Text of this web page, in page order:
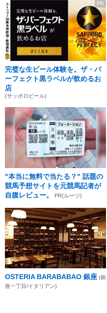
PR
完璧な生ビール体験を。ザ・パ
ーフェクト黒ラベルが飲めるお
店
(サッポロビール)
"本当に無料で当たる？" 話題の
競馬予想サイトを元競馬記者が
自腹レビュー。
PR(ルーツ)
OSTERIA BARABABAO 銀座 (銀
座一丁目/イタリアン)